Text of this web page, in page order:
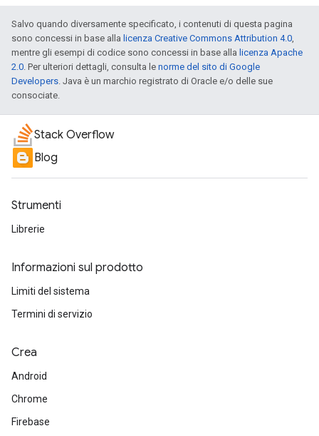
Salvo quando diversamente specificato, i contenuti di questa pagina
sono concessi in base alla licenza Creative Commons Attribution 4.0,
mentre gli esempi di codice sono concessi in base alla licenza Apache
2.0. Per ulteriori dettagli, consulta le norme del sito di Google
Developers. Java è un marchio registrato di Oracle e/o delle sue
consociate.
Stack Overflow
Blog
Strumenti
Librerie
Informazioni sul prodotto
Limiti del sistema
Termini di servizio
Crea
Android
Chrome
Firebase